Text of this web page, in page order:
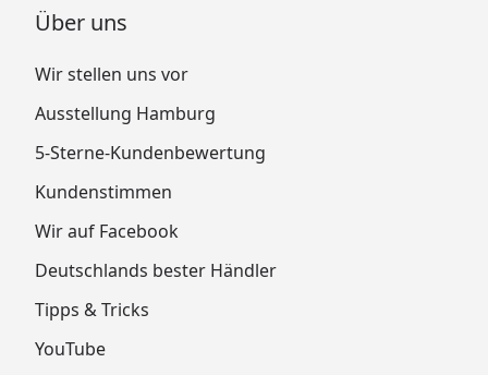
Über uns
Wir stellen uns vor
Ausstellung Hamburg
5-Sterne-Kundenbewertung
Kundenstimmen
Wir auf Facebook
Deutschlands bester Händler
Tipps & Tricks
YouTube